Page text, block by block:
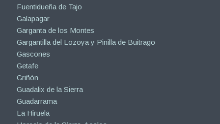
Fuentidueña de Tajo
Galapagar
Garganta de los Montes
Gargantilla del Lozoya y Pinilla de Buitrago
Gascones
Getafe
Griñón
Guadalix de la Sierra
Guadarrama
La Hiruela